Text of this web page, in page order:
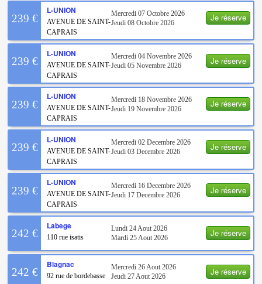
Je réserve
239 €
L-UNION
AVENUE DE SAINT-
CAPRAIS
Mercredi 07 Octobre 2026
Jeudi 08 Octobre 2026
Je réserve
239 €
L-UNION
AVENUE DE SAINT-
CAPRAIS
Mercredi 04 Novembre 2026
Jeudi 05 Novembre 2026
Je réserve
239 €
L-UNION
AVENUE DE SAINT-
CAPRAIS
Mercredi 18 Novembre 2026
Jeudi 19 Novembre 2026
Je réserve
239 €
L-UNION
AVENUE DE SAINT-
CAPRAIS
Mercredi 02 Decembre 2026
Jeudi 03 Decembre 2026
Je réserve
239 €
L-UNION
AVENUE DE SAINT-
CAPRAIS
Mercredi 16 Decembre 2026
Jeudi 17 Decembre 2026
Je réserve
242 €
Labege
110 rue isatis
Lundi 24 Aout 2026
Mardi 25 Aout 2026
Je réserve
242 €
Blagnac
92 rue de bordebasse
Mercredi 26 Aout 2026
Jeudi 27 Aout 2026